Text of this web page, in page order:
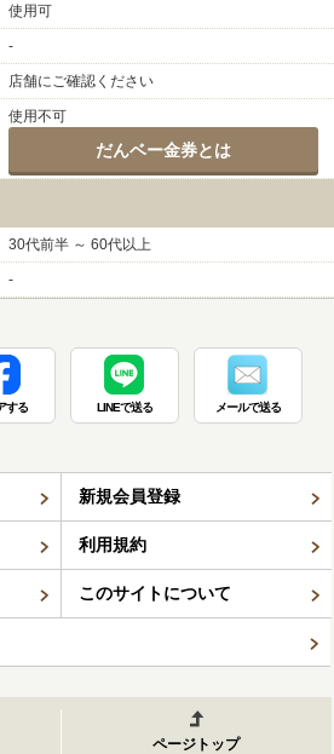
使用可
-
店舗にご確認ください
使用不可
だんベー金券とは
30代前半 ～ 60代以上
-
する LINEで送る メールで送る
新規会員登録
利用規約
このサイトについて
ページトップ